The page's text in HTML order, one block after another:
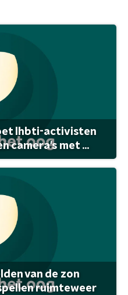
lhbti-activisten
camera's met ...
van de zon
ruimteweer